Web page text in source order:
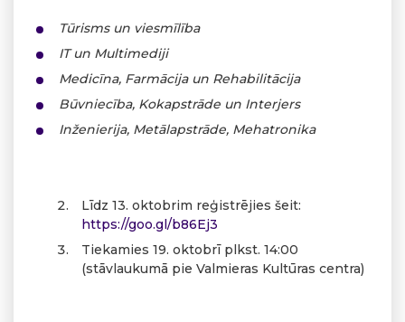
Tūrisms un viesmīlība
IT un Multimediji
Medicīna, Farmācija un Rehabilitācija
Būvniecība, Kokapstrāde un Interjers
Inženierija, Metālapstrāde, Mehatronika
Līdz 13. oktobrim reģistrējies šeit:
https://goo.gl/b86Ej3
Tiekamies 19. oktobrī plkst. 14:00
(stāvlaukumā pie Valmieras Kultūras centra)